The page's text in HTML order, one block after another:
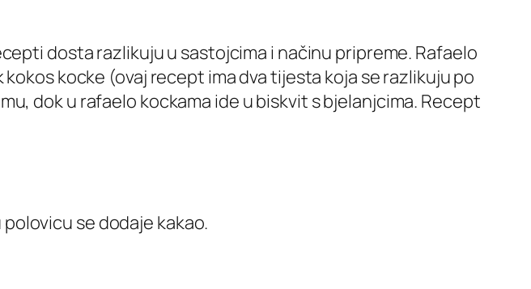
dosta razlikuju u sastojcima i načinu pripreme. Rafaelo
kocke (ovaj recept ima dva tijesta koja se razlikuju po
dok u rafaelo kockama ide u biskvit s bjelanjcima. Recept
se dodaje kakao.